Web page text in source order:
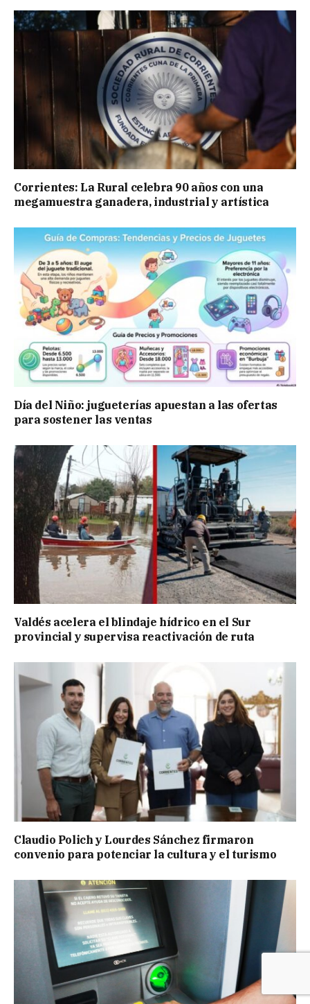
Corrientes: La Rural celebra 90 años con una
megamuestra ganadera, industrial y artística
Día del Niño: jugueterías apuestan a las ofertas
para sostener las ventas
Valdés acelera el blindaje hídrico en el Sur
provincial y supervisa reactivación de ruta
Claudio Polich y Lourdes Sánchez firmaron
convenio para potenciar la cultura y el turismo